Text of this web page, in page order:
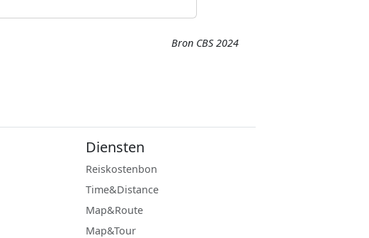
Bron CBS 2024
Diensten
Reiskostenbon
Time&Distance
Map&Route
Map&Tour